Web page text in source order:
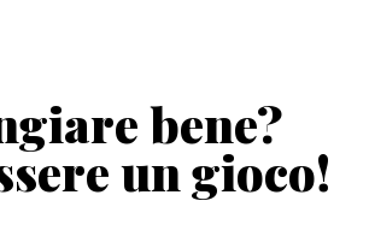
bene?
un gioco!